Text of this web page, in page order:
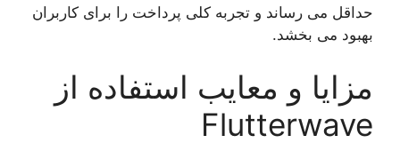
حداقل می رساند و تجربه کلی پرداخت را برای کاربران
بهبود می بخشد.
مزایا و معایب استفاده از
Flutterwave